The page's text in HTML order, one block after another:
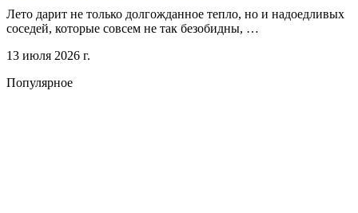
Лето дарит не только долгожданное тепло, но и надоедливых
соседей, которые совсем не так безобидны, …
13 июля 2026 г.
Популярное